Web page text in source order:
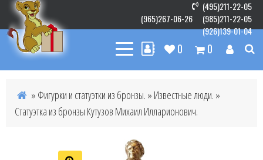
(495)211-22-05
(965)267-06-26
(985)211-22-05
(926)139-01-04
0 0
» Фигурки и статуэтки из бронзы. » Известные люди. »
Статуэтка из бронзы Кутузов Михаил Илларионович.